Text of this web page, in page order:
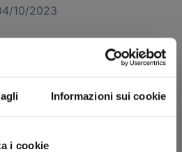
Informazioni sui cookie
i cookie
10/2023